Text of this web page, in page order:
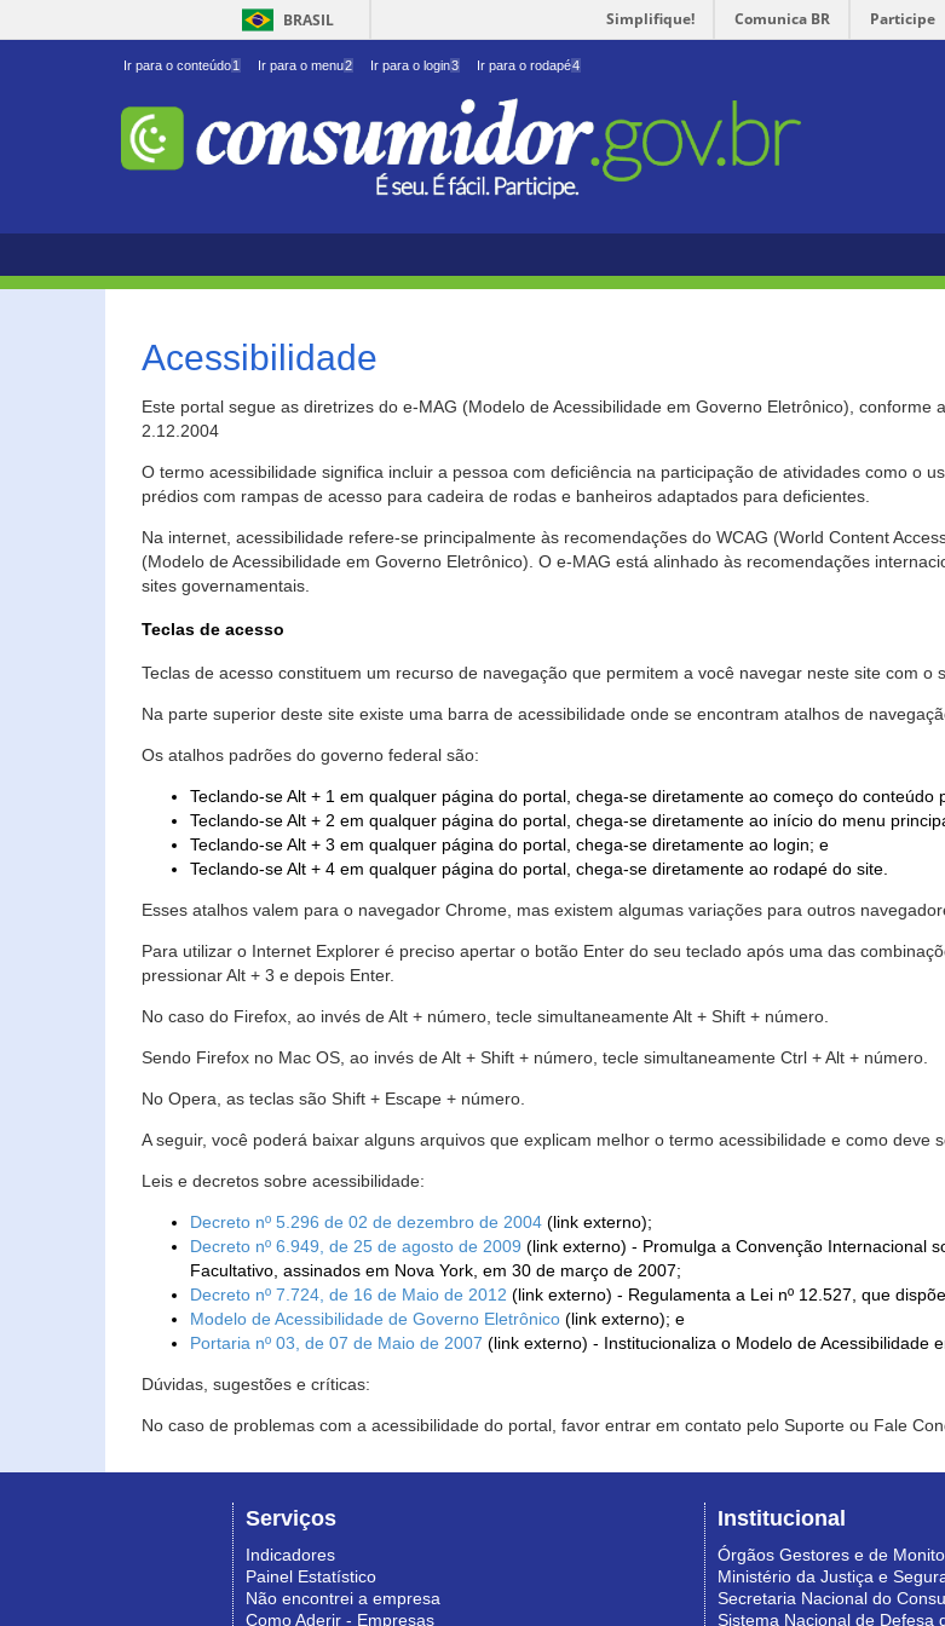
BRASIL Simplifique! Comunica BR Participe
Ir para o conteúdo1 Ir para o menu2 Ir para o login3 Ir para o rodapé4
Acessibilidade
Este portal segue as diretrizes do e-MAG (Modelo de Acessibilidade em Governo Eletrônico),
2.12.2004
O termo acessibilidade significa incluir a pessoa com deficiência na participação de atividades como o
prédios com rampas de acesso para cadeira de rodas e banheiros adaptados para deficientes.
Na internet, acessibilidade refere-se principalmente às recomendações do WCAG (World Content
(Modelo de Acessibilidade em Governo Eletrônico). O e-MAG está alinhado às recomendações
sites governamentais.
Teclas de acesso
Teclas de acesso constituem um recurso de navegação que permitem a você navegar neste site com o
Na parte superior deste site existe uma barra de acessibilidade onde se encontram atalhos de
Os atalhos padrões do governo federal são:
Teclando-se Alt + 1 em qualquer página do portal, chega-se diretamente ao começo do conteúdo
Teclando-se Alt + 2 em qualquer página do portal, chega-se diretamente ao início do menu
Teclando-se Alt + 3 em qualquer página do portal, chega-se diretamente ao login; e
Teclando-se Alt + 4 em qualquer página do portal, chega-se diretamente ao rodapé do site.
Esses atalhos valem para o navegador Chrome, mas existem algumas variações para outros
Para utilizar o Internet Explorer é preciso apertar o botão Enter do seu teclado após uma das
pressionar Alt + 3 e depois Enter.
No caso do Firefox, ao invés de Alt + número, tecle simultaneamente Alt + Shift + número.
Sendo Firefox no Mac OS, ao invés de Alt + Shift + número, tecle simultaneamente Ctrl + Alt + número.
No Opera, as teclas são Shift + Escape + número.
A seguir, você poderá baixar alguns arquivos que explicam melhor o termo acessibilidade e como deve
Leis e decretos sobre acessibilidade:
Decreto nº 5.296 de 02 de dezembro de 2004 (link externo);
Decreto nº 6.949, de 25 de agosto de 2009 (link externo) - Promulga a Convenção Internacional
Facultativo, assinados em Nova York, em 30 de março de 2007;
Decreto nº 7.724, de 16 de Maio de 2012 (link externo) - Regulamenta a Lei nº 12.527, que
Modelo de Acessibilidade de Governo Eletrônico (link externo); e
Portaria nº 03, de 07 de Maio de 2007 (link externo) - Institucionaliza o Modelo de Acessibilidade
Dúvidas, sugestões e críticas:
No caso de problemas com a acessibilidade do portal, favor entrar em contato pelo Suporte ou Fale
Serviços
Indicadores
Painel Estatístico
Não encontrei a empresa
Como Aderir - Empresas
Institucional
Órgãos Gestores e de
Ministério da Justiça e
Secretaria Nacional do
Sistema Nacional de Defesa